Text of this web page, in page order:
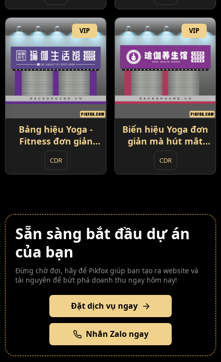
VIP
Bảng hiệu Yoga -
Fitness đơn giản
(12)
CDR
VIP
Biển hiệu Yoga đơn
giản mà hút mắt
(13)
CDR
Sẵn sàng bắt đầu dự án
của bạn
Đừng chờ đợi, hãy để Pikfox giúp bạn tạo ra website và
tài nguyên để bứt phá doanh thu ngay hôm nay!
Đặt dịch vụ ngay
Nhắn Zalo ngay